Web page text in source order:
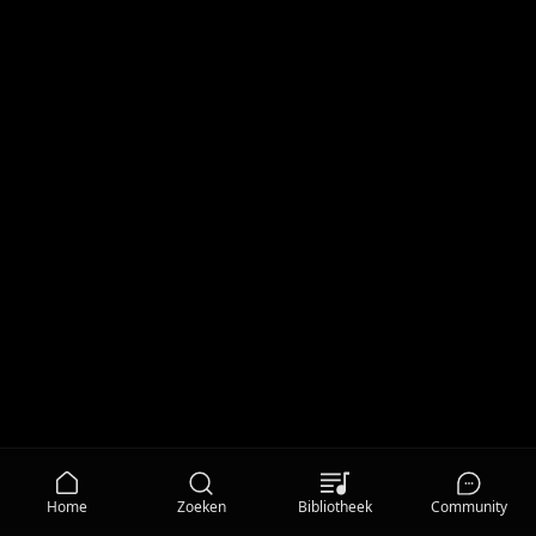
Home Zoeken Bibliotheek Community